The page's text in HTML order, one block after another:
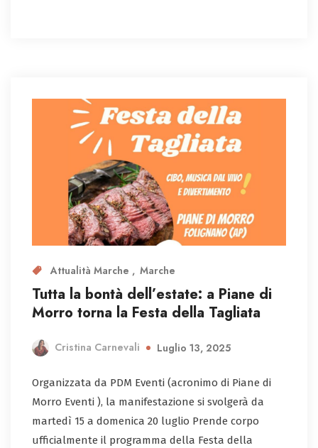
Attualità Marche Marche
Tutta la bontà dell’estate: a Piane di
Morro torna la Festa della Tagliata
Cristina Carnevali Luglio 13, 2025
Organizzata da PDM Eventi (acronimo di Piane di
Morro Eventi ), la manifestazione si svolgerà da
martedì 15 a domenica 20 luglio Prende corpo
ufficialmente il programma della Festa della